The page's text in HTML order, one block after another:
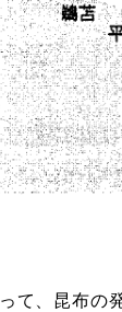
て、昆布の